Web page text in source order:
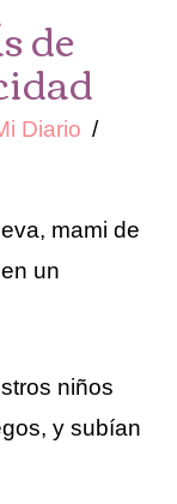
de
Diario
mami de
un
niños
y subían